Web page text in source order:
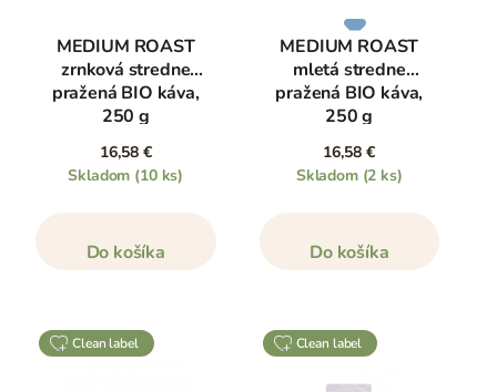
MEDIUM ROAST
zrnková stredne
pražená BIO káva,
250 g
16,58 €
Skladom (10 ks)
Do košíka
MEDIUM ROAST
mletá stredne
pražená BIO káva,
250 g
16,58 €
Skladom (2 ks)
Do košíka
clean label clean label